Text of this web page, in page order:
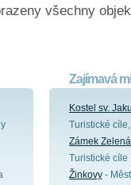
všechny
Zajímavá
Kostel sv.
Turistické
Zámek
Turistické cíle
Žinkovy -